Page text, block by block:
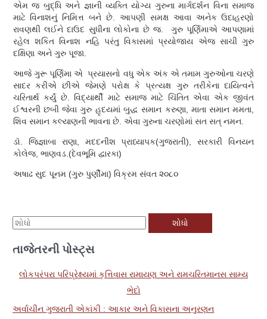
એમ જ બુદ્ધિ અને જ્ઞાની વ્યક્તિ યોગ્ય ગુરુના માર્ગદર્શન વિના સમાજ
માટે વિનાશનું નિમિત્ત બને છે. આપણી સમક્ષ આવા અનેક ઉદાહરણો
રાવણથી લઈને દાઉદ સુધીના લોકોના છે જ. ગુરુ પૂર્ણિમાએ આપણામાં
રહેલ શકિત વિનાશ નહિ પરંતુ વિકાસમાં પ્રયોજાય એજ સાચી ગુરુ
દક્ષિણા અને ગુરુ પૂજા.
આજે ગુરૂ પૂર્ણિમા એ પ્રયાસનો વધુ એક અંક એ તમામ ગુરુઓના ચરણે
સાદર કરીએ છીએ જેમણે પરોક્ષ કે પ્રત્યક્ષ ગુરુ તરીકેના દાયિત્વને
ચરિતાર્થ કર્યું છે. વિદ્યાર્થી માટે સમાજ માટે ચિંતિત એવા એક જીવંત
ઈશ્વરની છબી જેવા ગુરુ હૃદયમાં બુદ્ધ સમાન કરુણા, માતા સમાન મમતા,
શિવ સમાન કલ્યાણની ભાવના છે. એવા ગુરુના ચરણોમાં સત સત્ નમન.
ડૉ. જિજ્ઞાબા રાણા, મદદનીશ પ્રાધ્યાપક(ગુજરાતી), સરકારી વિનયન
કોલેજ, ભાણવડ.(દેવભૂમિ દ્વારકા)
અષાઢ સુદ પૂનમ (ગુરુ પુર્ણીમા) વિક્રમ સંવત ૨૦૮૦
મા
શો
તાજેતરની પોસ્ટ્સ
લોકપરંપરા પરિપ્રેક્ષ્યમાં કૃત્તિવાસ રામાયણ અને રામચરિતમાનસ સામ્ય
ભેદો
અર્વાચીન ગુજરાતી એકાંકી : આકાર અને વિકાસના અનુરણન